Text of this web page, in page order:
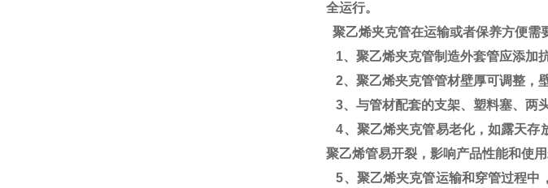
全运行。
聚乙烯夹克管在运输或者保养方便需
1、聚乙烯夹克管制造外套管应添加
2、聚乙烯夹克管管材壁厚可调整，
3、与管材配套的支架、塑料塞、两
4、聚乙烯夹克管易老化，如露天存
聚乙烯管易开裂，影响产品性能和使用
5、聚乙烯夹克管运输和穿管过程中